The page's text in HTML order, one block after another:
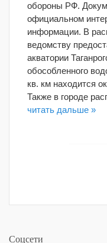
обороны РФ.
официальном
информации. В
ведомству
акватории
обособленного
кв. км находится
Также в городе
читать дальше »
Соцсети